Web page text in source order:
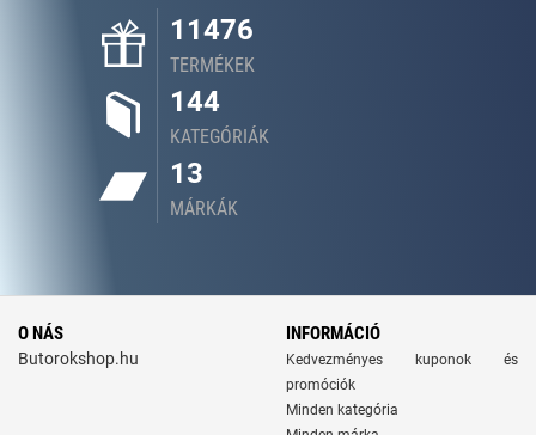
11476
TERMÉKEK
144
KATEGÓRIÁK
13
MÁRKÁK
O NÁS
Butorokshop.hu
INFORMÁCIÓ
Kedvezményes kuponok és
promóciók
Minden kategória